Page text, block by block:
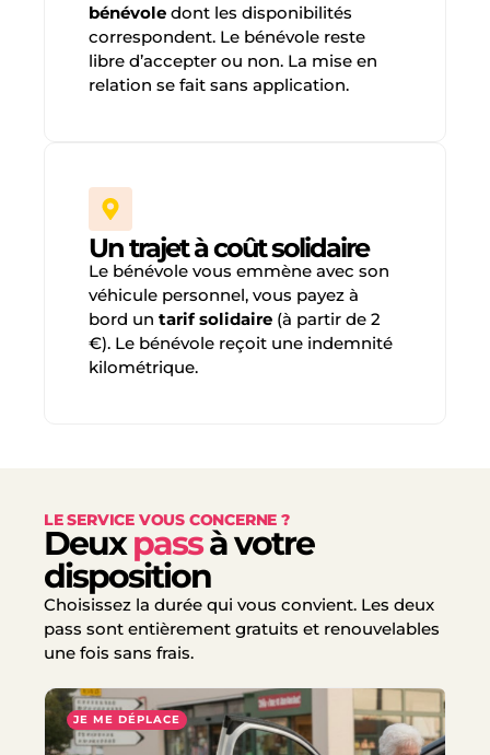
bénévole dont les disponibilités
correspondent. Le bénévole reste
libre d’accepter ou non. La mise en
relation se fait sans application.
Un trajet à coût solidaire
Le bénévole vous emmène avec son
véhicule personnel, vous payez à
bord un tarif solidaire (à partir de 2
€). Le bénévole reçoit une indemnité
kilométrique.
LE SERVICE VOUS CONCERNE ?
Deuxpassà votre
disposition
Choisissez la durée qui vous convient. Les deux
pass sont entièrement gratuits et renouvelables
une fois sans frais.
JE ME DÉPLACE